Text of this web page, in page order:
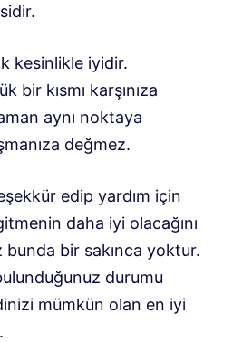
kesinlikle iyidir.
bir kısmı karşınıza
aynı noktaya
değmez.
edip yardım için
daha iyi olacağını
bunda bir sakınca yoktur.
durumu
mümkün olan en iyi